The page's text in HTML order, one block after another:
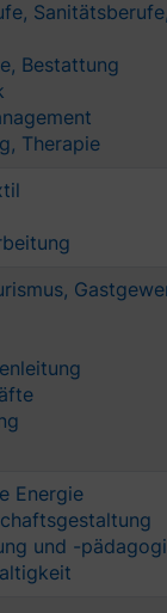
Sanitätsberufe,
Bestattung
Therapie
Energie
und -